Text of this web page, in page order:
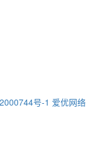
号-1 爱优网络